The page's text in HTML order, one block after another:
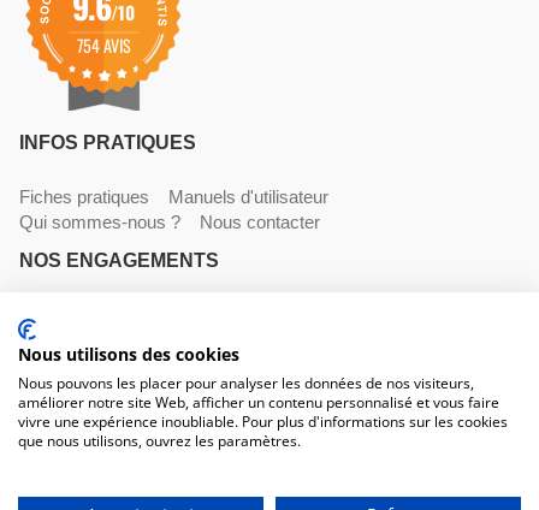
/10
754 AVIS
INFOS PRATIQUES
Fiches pratiques
Manuels d'utilisateur
Qui sommes-nous ?
Nous contacter
NOS ENGAGEMENTS
Livraisons
NOS COORDONNÉES
530 avenue du Roucagnier , 34400 Lunel-Viel
04 67 58 38 57
Nous utilisons des cookies
Nous pouvons les placer pour analyser les données de nos visiteurs,
améliorer notre site Web, afficher un contenu personnalisé et vous faire
vivre une expérience inoubliable. Pour plus d'informations sur les cookies
que nous utilisons, ouvrez les paramètres.